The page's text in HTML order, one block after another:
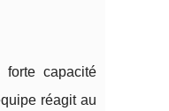
capacité
réagit au